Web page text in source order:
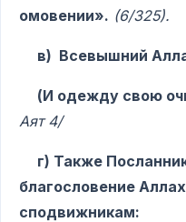
омовении». (6/325).
в) Всевышний
(И одежду свою
Аят 4/
г) Также
благословение
сподвижникам: